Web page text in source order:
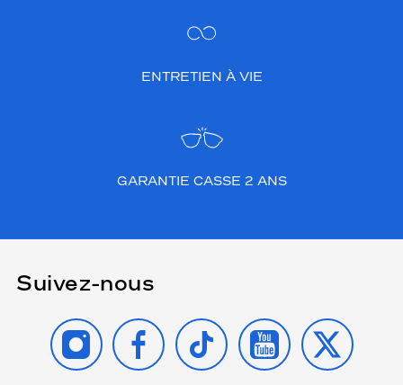
ENTRETIEN À VIE
GARANTIE CASSE 2 ANS
Suivez-nous
INSTAGRAMFACEBOOK
TIKTOK YOUTUBE
X